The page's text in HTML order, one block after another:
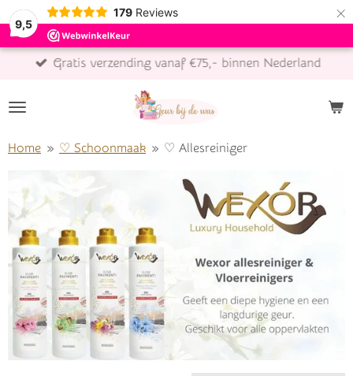
9,5
179 Reviews ×
Gratis verzending vanaf €75,- binnen Nederland
Home » ♡ Schoonmaak » ♡ Allesreiniger